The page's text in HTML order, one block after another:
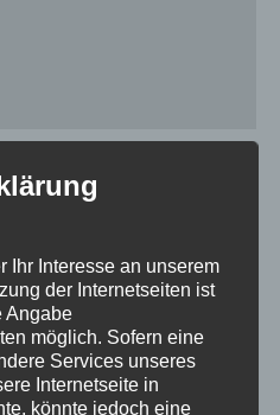
Forming
Ihr Interesse an unserem
der Internetseiten ist
Angabe
möglich. Sofern eine
Services unseres
Internetseite in
könnte jedoch eine